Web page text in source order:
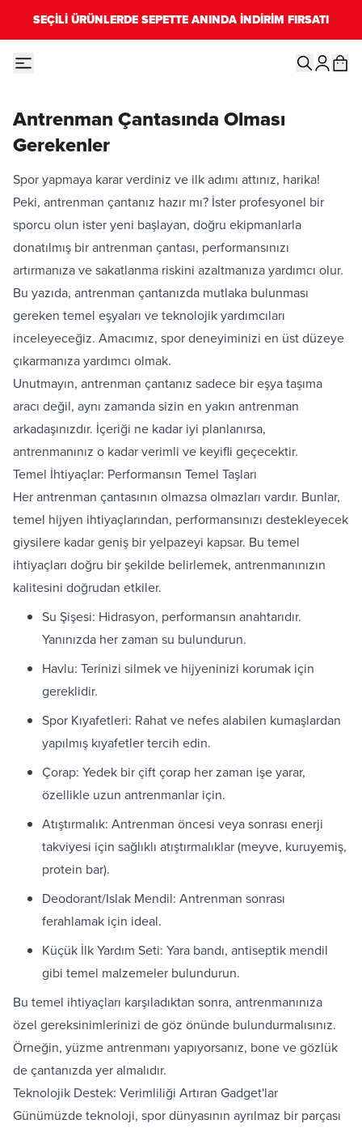
SEÇİLİ ÜRÜNLERDE SEPETTE ANINDA İNDİRİM FIRSATI
Antrenman Çantasında Olması
Gerekenler
Spor yapmaya karar verdiniz ve ilk adımı attınız, harika!
Peki, antrenman çantanız hazır mı? İster profesyonel bir
sporcu olun ister yeni başlayan, doğru ekipmanlarla
donatılmış bir antrenman çantası, performansınızı
artırmanıza ve sakatlanma riskini azaltmanıza yardımcı olur.
Bu yazıda, antrenman çantanızda mutlaka bulunması
gereken temel eşyaları ve teknolojik yardımcıları
inceleyeceğiz. Amacımız, spor deneyiminizi en üst düzeye
çıkarmanıza yardımcı olmak.
Unutmayın, antrenman çantanız sadece bir eşya taşıma
aracı değil, aynı zamanda sizin en yakın antrenman
arkadaşınızdır. İçeriği ne kadar iyi planlanırsa,
antrenmanınız o kadar verimli ve keyifli geçecektir.
Temel İhtiyaçlar: Performansın Temel Taşları
Her antrenman çantasının olmazsa olmazları vardır. Bunlar,
temel hijyen ihtiyaçlarından, performansınızı destekleyecek
giysilere kadar geniş bir yelpazeyi kapsar. Bu temel
ihtiyaçları doğru bir şekilde belirlemek, antrenmanınızın
kalitesini doğrudan etkiler.
Su Şişesi: Hidrasyon, performansın anahtarıdır.
Yanınızda her zaman su bulundurun.
Havlu: Terinizi silmek ve hijyeninizi korumak için
gereklidir.
Spor Kıyafetleri: Rahat ve nefes alabilen kumaşlardan
yapılmış kıyafetler tercih edin.
Çorap: Yedek bir çift çorap her zaman işe yarar,
özellikle uzun antrenmanlar için.
Atıştırmalık: Antrenman öncesi veya sonrası enerji
takviyesi için sağlıklı atıştırmalıklar (meyve, kuruyemiş,
protein bar).
Deodorant/Islak Mendil: Antrenman sonrası
ferahlamak için ideal.
Küçük İlk Yardım Seti: Yara bandı, antiseptik mendil
gibi temel malzemeler bulundurun.
Bu temel ihtiyaçları karşıladıktan sonra, antrenmanınıza
özel gereksinimlerinizi de göz önünde bulundurmalısınız.
Örneğin, yüzme antrenmanı yapıyorsanız, bone ve gözlük
de çantanızda yer almalıdır.
Teknolojik Destek: Verimliliği Artıran Gadget'lar
Günümüzde teknoloji, spor dünyasının ayrılmaz bir parçası